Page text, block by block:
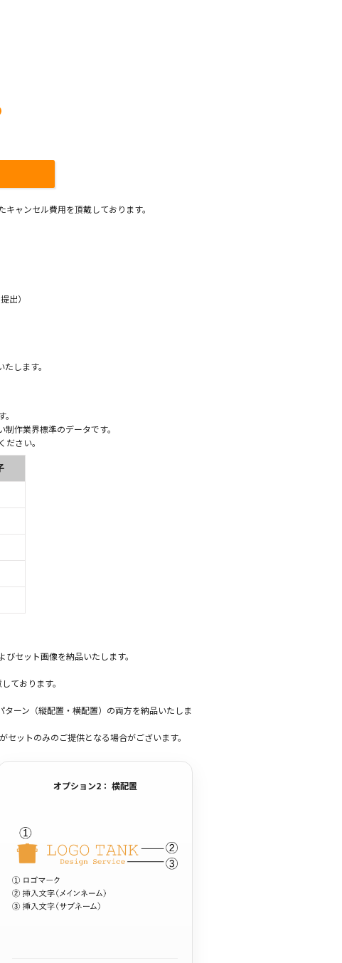
ャンセル費用を頂戴しております。
出）
します。
作業界標準のデータです。
さい。
セット画像を納品いたします。
ております。
ーン（縦配置・横配置）の両方を納品いたしま
ットのみのご提供となる場合がございます。
オプション2： 横配置